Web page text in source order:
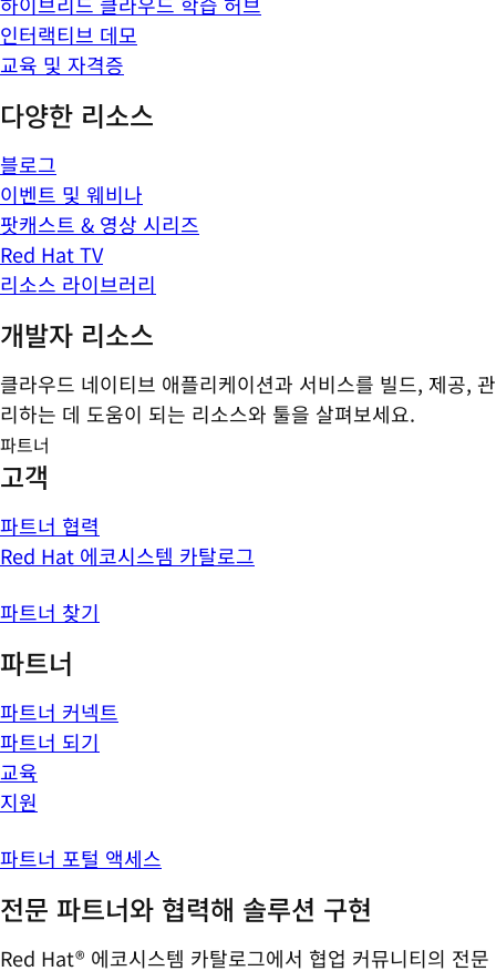
인터랙티브 데모
교육 및 자격증
다양한 리소스
블로그
이벤트 및 웨비나
팟캐스트 & 영상 시리즈
Red Hat TV
리소스 라이브러리
개발자 리소스
클라우드 네이티브 애플리케이션과 서비스를 빌드, 제공, 관
리하는 데 도움이 되는 리소스와 툴을 살펴보세요.
파트너
고객
파트너 협력
Red Hat 에코시스템 카탈로그
파트너 찾기
파트너
파트너 커넥트
파트너 되기
교육
지원
파트너 포털 액세스
전문 파트너와 협력해 솔루션 구현
Red Hat® 에코시스템 카탈로그에서 협업 커뮤니티의 전문